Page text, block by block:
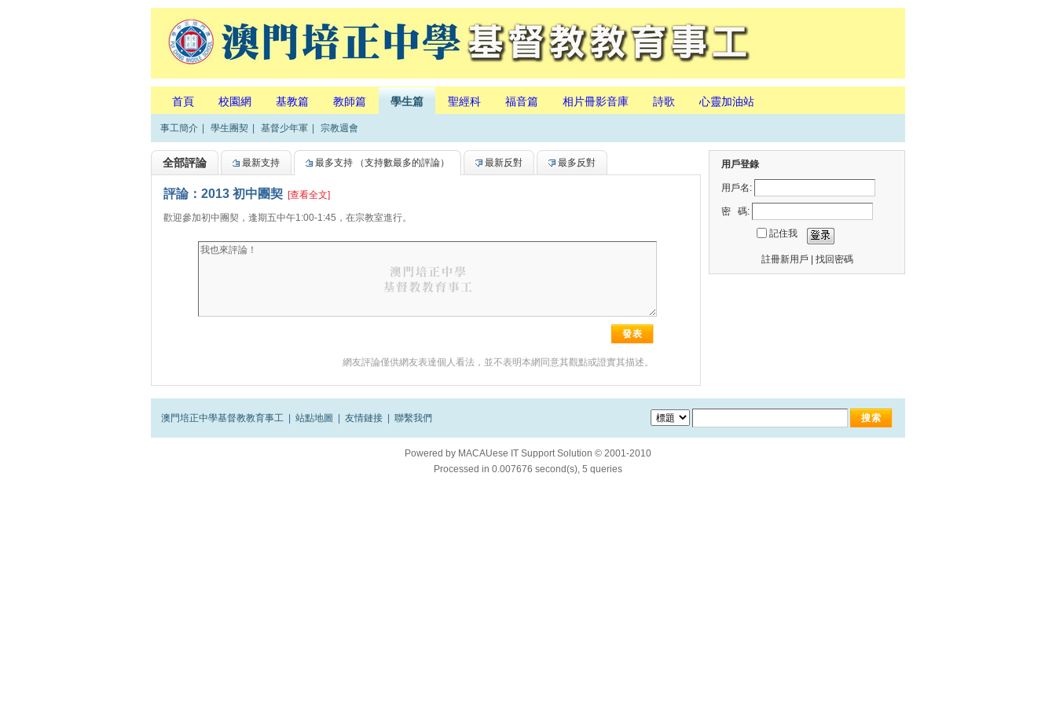
首頁 校園網 基教篇 教師篇 學生篇 聖經科 福音篇 相片冊影音庫 詩歌 心靈加油站
事工簡介 學生團契 基督少年軍 宗教週會
全部評論 最新支持 最多支持 （支持數最多的評論） 最新反對 最多反對
評論：2013 初中團契 [查看全文]
歡迎參加初中團契，逢期五中午1:00-1:45，在宗教室進行。
網友評論僅供網友表達個人看法，並不表明本網同意其觀點或證實其描述。
用戶登錄
用戶名:
密 碼:
記住我
註冊新用戶 找回密碼
澳門培正中學基督教教育事工 站點地圖 友情鏈接 聯繫我們
Powered by MACAUese IT Support Solution © 2001-2010
Processed in 0.007676 second(s), 5 queries